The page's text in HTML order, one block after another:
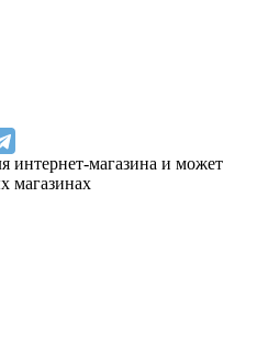
интернет-магазина и может
магазинах